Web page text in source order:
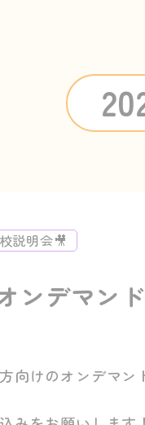
ンデマン
説明会🎥
向けのオンデマ